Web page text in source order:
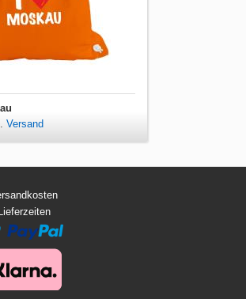
Versand
Lieferzeiten